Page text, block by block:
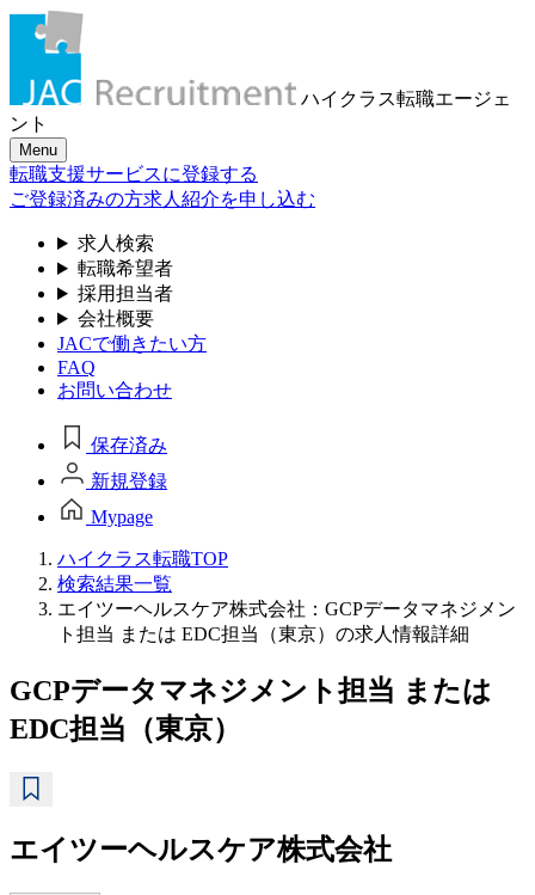
ハイクラス転職エージェ
ント
Menu
転職支援サービスに登録する
ご登録済みの方求人紹介を申し込む
求人検索
転職希望者
採用担当者
会社概要
JACで働きたい方
FAQ
お問い合わせ
保存済み
新規登録
Mypage
ハイクラス転職TOP
検索結果一覧
エイツーヘルスケア株式会社：GCPデータマネジメン
ト担当 または EDC担当（東京）の求人情報詳細
GCPデータマネジメント担当 または
EDC担当（東京）
エイツーヘルスケア株式会社